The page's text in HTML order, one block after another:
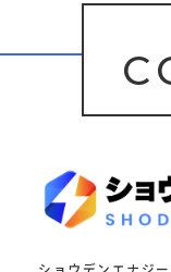
ショウデンエナジー